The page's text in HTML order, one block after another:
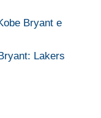
Bryant e
Lakers